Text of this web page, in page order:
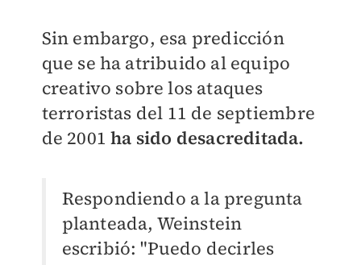
Sin embargo, esa predicción
que se ha atribuido al equipo
creativo sobre los ataques
terroristas del 11 de septiembre
de 2001 ha sido desacreditada.
Respondiendo a la pregunta
planteada, Weinstein
escribió: "Puedo decirles